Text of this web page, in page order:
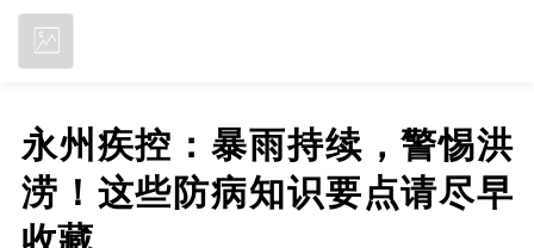
永州疾控：暴雨持续，警惕洪
涝！这些防病知识要点请尽早